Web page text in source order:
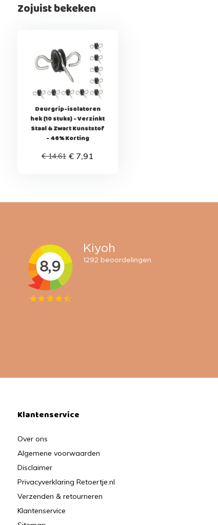
Zojuist bekeken
Deurgrip-isolatoren
hek (10 stuks) - Verzinkt
Staal & Zwart Kunststof
- 46% Korting
€ 14,61 € 7,91
Klantenservice
Over ons
Algemene voorwaarden
Disclaimer
Privacyverklaring Retoertje.nl
Verzenden & retourneren
Klantenservice